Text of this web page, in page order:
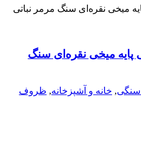
میخی نقره‌ای سنگ
سنگی, خانه و آشپزخانه, ظروف